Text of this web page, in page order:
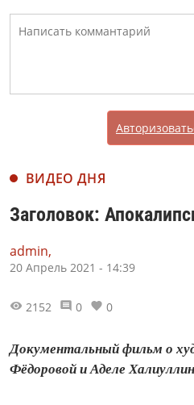
ВИДЕО ДНЯ
Заголовок:
admin,
20 Апрель 2021 - 14:39
2152 0 0
Документальный фильм о
Фёдоровой и Аделе